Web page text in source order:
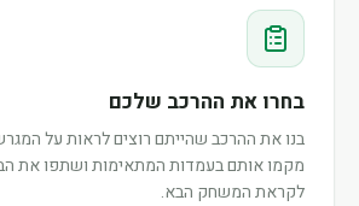
בחרו את ההרכב שלכם
בנו את ההרכב שהייתם רוצים לראות על
מקמו אותם בעמדות המתאימות ושתפו את
לקראת המשחק הבא.